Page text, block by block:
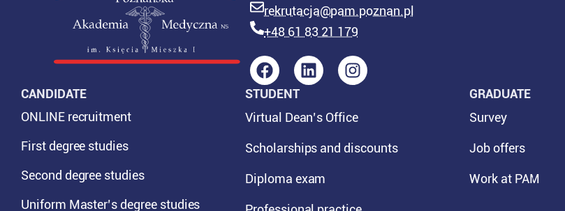
rekrutacja@pam.poznan.pl
+48 61 83 21 179
CANDIDATE
ONLINE recruitment
First degree studies
Second degree studies
Uniform Master’s degree studies
STUDENT
Virtual Dean’s Office
Scholarships and discounts
Diploma exam
GRADUATE
Survey
Job offers
Work at PAM